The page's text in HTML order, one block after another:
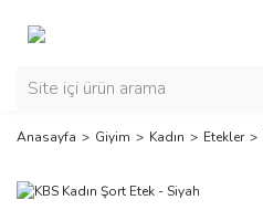
Anasayfa Giyim Kadın Etekler